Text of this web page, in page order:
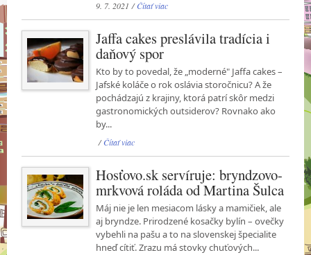
9. 7. 2021 /Čítať viac
Jaffa cakes preslávila tradícia i
daňový spor
Kto by to povedal, že „moderné" Jaffa cakes –
Jafské koláče o rok oslávia storočnicu? A že
pochádzajú z krajiny, ktorá patrí skôr medzi
gastronomických outsiderov? Rovnako ako
by...
/Čítať viac
Hosťovo.sk servíruje: bryndzovo-
mrkvová roláda od Martina Šulca
Máj nie je len mesiacom lásky a mamičiek, ale
aj bryndze. Prirodzené kosačky bylín – ovečky
vybehli na pašu a to na slovenskej špecialite
hneď cítiť. Zrazu má stovky chuťových...